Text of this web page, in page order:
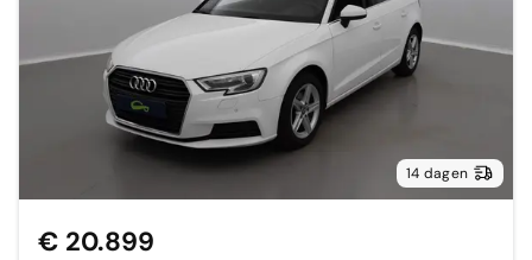
14 dagen
€ 20.899